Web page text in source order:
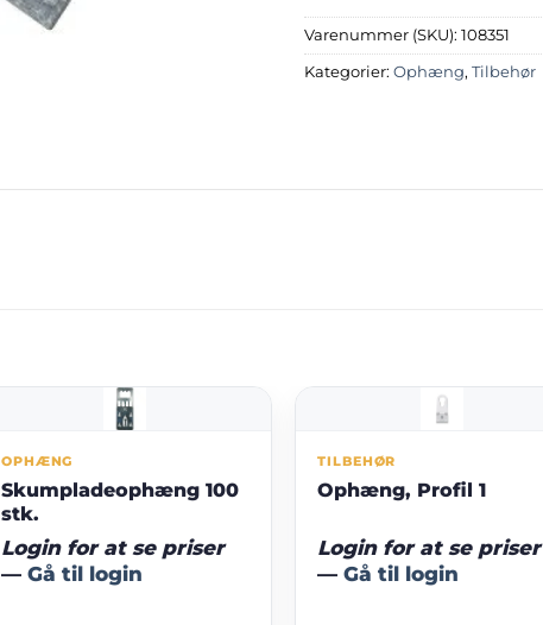
Varenummer (SKU): 108351
Kategorier: Ophæng, Tilbehør
OPHÆNG
Skumpladeophæng 100
stk.
Login for at se priser
—Gå til login
TILBEHØR
Ophæng, Profil 1
Login for at se priser
—Gå til login